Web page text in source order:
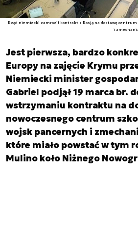
Rząd niemiecki zamroził kontrakt z Rosją na dostawę
i
Jest pierwsza, bardzo
Europy na zajęcie Krymu
Niemiecki minister
Gabriel podjął 19 marca br.
wstrzymaniu kontraktu na
nowoczesnego centrum
wojsk pancernych i
które miało powstać w tym
Mulino koło Niżnego